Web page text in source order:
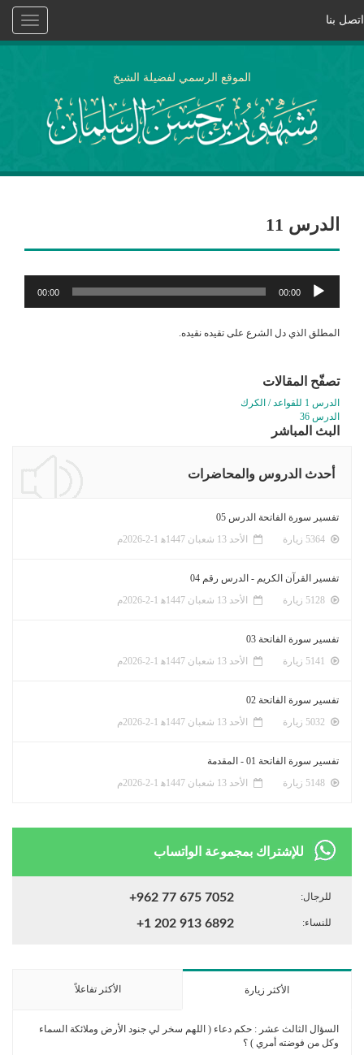
Toggle
اتصل بنا
الموقع الرسمي لفضيلة الشيخ
الدرس 11
مشغل
الصوت
00:00
00:00
المطلق الذي دل الشرع على تقيده نقيده.
تصفّح المقالات
الدرس 1 للقواعد / الكرك
الدرس 36
البث المباشر
أحدث الدروس والمحاضرات
تفسير سورة الفاتحة الدرس 05
الأحد 13 شعبان 1447ﻫ 1-2-2026م
تفسير القرآن الكريم - الدرس رقم 04
الأحد 13 شعبان 1447ﻫ 1-2-2026م
تفسير سورة الفاتحة 03
الأحد 13 شعبان 1447ﻫ 1-2-2026م
تفسير سورة الفاتحة 02
الأحد 13 شعبان 1447ﻫ 1-2-2026م
تفسير سورة الفاتحة 01 - المقدمة
الأحد 13 شعبان 1447ﻫ 1-2-2026م
للإشتراك بمجموعة الواتساب
للرجال: +962 77 675 7052
للنساء: +1 202 913 6892
الأكثر زيارة الأكثر تفاعلاً
السؤال الثالث عشر : حكم دعاء ( اللهم سخر لي جنود الأرض وملائكة السماء
وكل من فوضته أمري ) ؟